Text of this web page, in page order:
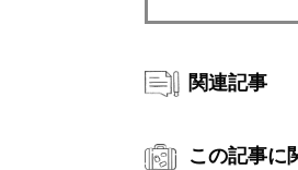
関連記事
この記事に